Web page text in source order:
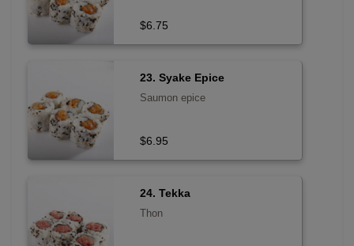
$6.75
23. Syake Epice
Saumon epice
$6.95
24. Tekka
Thon